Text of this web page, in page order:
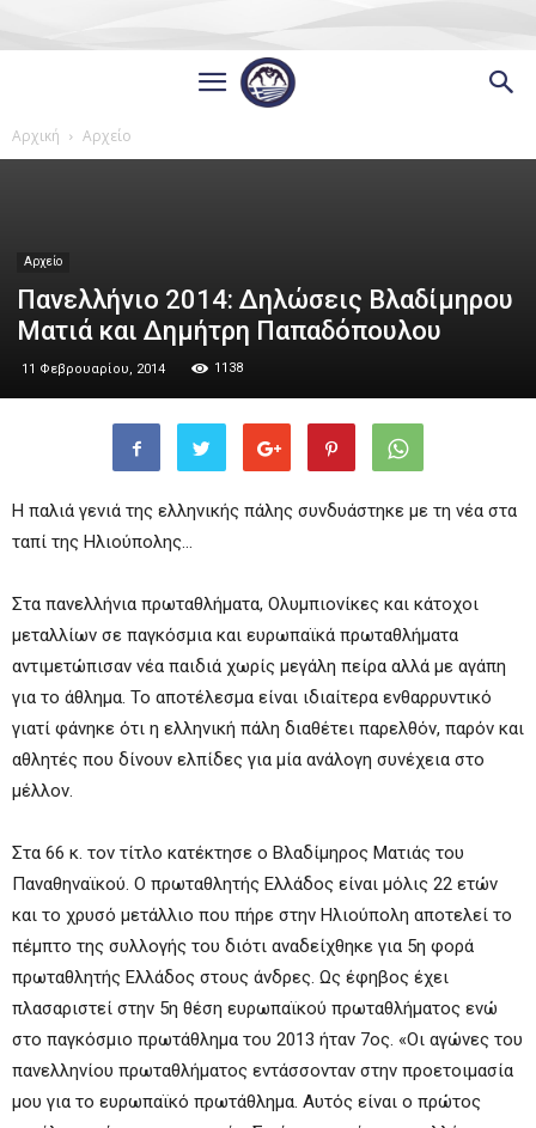
Αρχική Αρχείο
Αρχείο
Πανελλήνιο 2014: Δηλώσεις Βλαδίμηρου
Ματιά και Δημήτρη Παπαδόπουλου
11 Φεβρουαρίου, 2014 1138
Η παλιά γενιά της ελληνικής πάλης συνδυάστηκε με τη νέα στα
ταπί της Ηλιούπολης…
Στα πανελλήνια πρωταθλήματα, Ολυμπιονίκες και κάτοχοι
μεταλλίων σε παγκόσμια και ευρωπαϊκά πρωταθλήματα
αντιμετώπισαν νέα παιδιά χωρίς μεγάλη πείρα αλλά με αγάπη
για το άθλημα. Το αποτέλεσμα είναι ιδιαίτερα ενθαρρυντικό
γιατί φάνηκε ότι η ελληνική πάλη διαθέτει παρελθόν, παρόν και
αθλητές που δίνουν ελπίδες για μία ανάλογη συνέχεια στο
μέλλον.
Στα 66 κ. τον τίτλο κατέκτησε ο Βλαδίμηρος Ματιάς του
Παναθηναϊκού. Ο πρωταθλητής Ελλάδος είναι μόλις 22 ετών
και το χρυσό μετάλλιο που πήρε στην Ηλιούπολη αποτελεί το
πέμπτο της συλλογής του διότι αναδείχθηκε για 5η φορά
πρωταθλητής Ελλάδος στους άνδρες. Ως έφηβος έχει
πλασαριστεί στην 5η θέση ευρωπαϊκού πρωταθλήματος ενώ
στο παγκόσμιο πρωτάθλημα του 2013 ήταν 7ος. «Οι αγώνες του
πανελληνίου πρωταθλήματος εντάσσονταν στην προετοιμασία
μου για το ευρωπαϊκό πρωτάθλημα. Αυτός είναι ο πρώτος